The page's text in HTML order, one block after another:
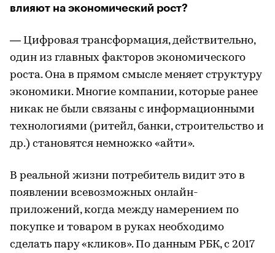
влияют на экономический рост?
— Цифровая трансформация, действительно,
один из главных факторов экономического
роста. Она в прямом смысле меняет структуру
экономики. Многие компании, которые ранее
никак не были связаны с информационными
технологиями (ритейл, банки, строительство и
др.) становятся немножко «айти».
В реальной жизни потребитель видит это в
появлении всевозможных онлайн-
приложений, когда между намерением по
покупке и товаром в руках необходимо
сделать пару «кликов». По данным РБК, с 2017